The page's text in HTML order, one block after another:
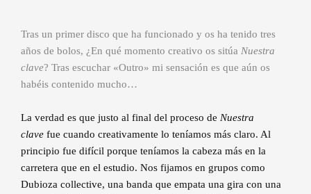
Tras un primer disco que ha funcionado y os ha tenido tres
años de bolos, ¿En qué momento creativo os sitúa Nuestra
clave? Tras escuchar «Outro» mi sensación es que aún os
habéis contenido mucho…
La verdad es que justo al final del proceso de Nuestra
clave fue cuando creativamente lo teníamos más claro. Al
principio fue difícil porque teníamos la cabeza más en la
carretera que en el estudio. Nos fijamos en grupos como
Dubioza collective, una banda que empata una gira con una